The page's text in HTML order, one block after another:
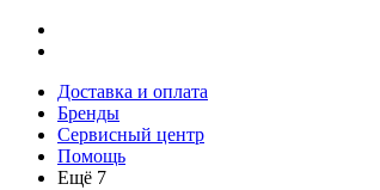
Доставка и оплата
Бренды
Сервисный центр
Помощь
Ещё 7